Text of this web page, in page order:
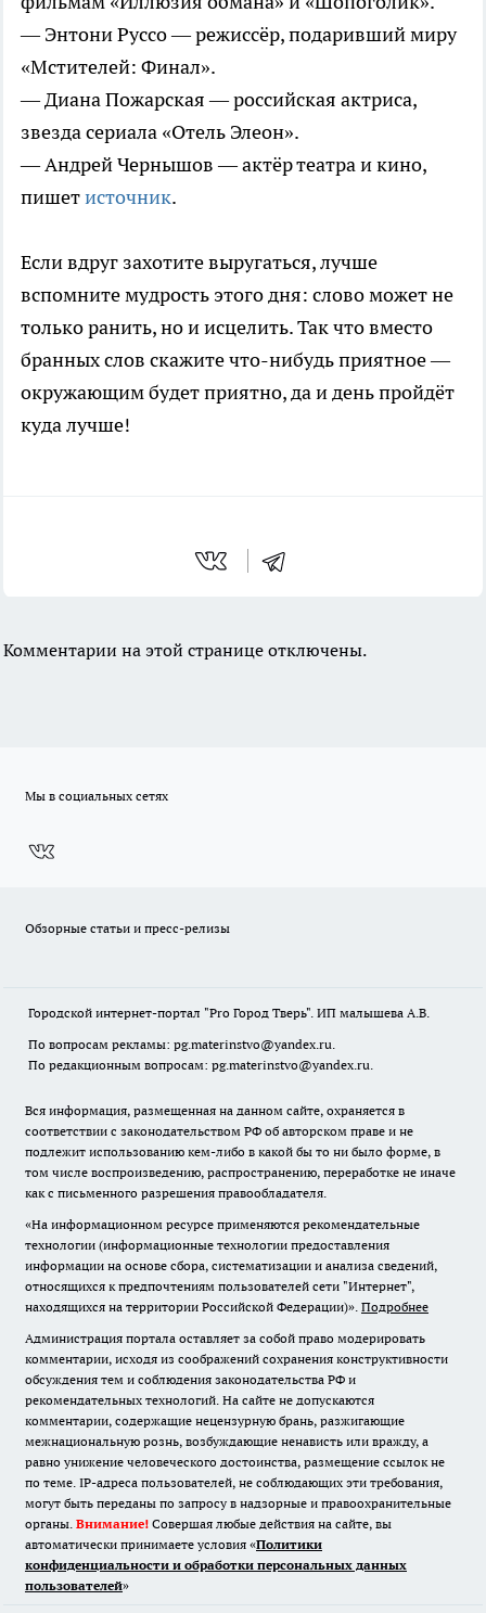
— Энтони Руссо — режиссёр, подаривший миру
«Мстителей: Финал».
— Диана Пожарская — российская актриса,
звезда сериала «Отель Элеон».
— Андрей Чернышов — актёр театра и кино,
пишетисточник.
Если вдруг захотите выругаться, лучше
вспомните мудрость этого дня: слово может не
только ранить, но и исцелить. Так что вместо
бранных слов скажите что-нибудь приятное —
окружающим будет приятно, да и день пройдёт
куда лучше!
Комментарии на этой странице отключены.
Мы в социальных сетях
Обзорные статьи и пресс-релизы
Городской интернет-портал "Pro Город Тверь". ИП малышева А.В.
По вопросам рекламы: pg.materinstvo@yandex.ru.
По редакционным вопросам: pg.materinstvo@yandex.ru.
Вся информация, размещенная на данном сайте, охраняется в
соответствии с законодательством РФ об авторском праве и не
подлежит использованию кем-либо в какой бы то ни было форме, в
том числе воспроизведению, распространению, переработке не иначе
как с письменного разрешения правообладателя.
«На информационном ресурсе применяются рекомендательные
технологии (информационные технологии предоставления
информации на основе сбора, систематизации и анализа сведений,
относящихся к предпочтениям пользователей сети "Интернет",
находящихся на территории Российской Федерации)». Подробнее
Администрация портала оставляет за собой право модерировать
комментарии, исходя из соображений сохранения конструктивности
обсуждения тем и соблюдения законодательства РФ и
рекомендательных технологий. На сайте не допускаются
комментарии, содержащие нецензурную брань, разжигающие
межнациональную рознь, возбуждающие ненависть или вражду, а
равно унижение человеческого достоинства, размещение ссылок не
по теме. IP-адреса пользователей, не соблюдающих эти требования,
могут быть переданы по запросу в надзорные и правоохранительные
органы. Внимание! Совершая любые действия на сайте, вы
автоматически принимаете условия «Политики
конфиденциальности и обработки персональных данных
пользователей»